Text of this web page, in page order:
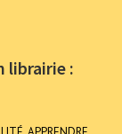
librairie :